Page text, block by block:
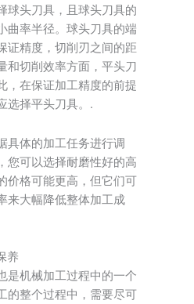
球头刀具，且球头刀具的
曲率半径。球头刀具的端
证精度，切削刃之间的距
和切削效率方面，平头刀
，在保证加工精度的前提
选择平头刀具。.
具体的加工任务进行调
您可以选择耐磨性好的高
价格可能更高，但它们可
来大幅降低整体加工成
养
是机械加工过程中的一个
的整个过程中，需要尽可